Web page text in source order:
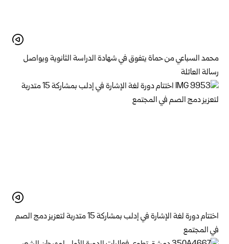
محمد السباعي من حماة يتفوق في شهادة الدراسة الثانوية ويواصل
رسالة العائلة
اختتام دورة لغة الإشارة في إدلب بمشاركة 15 متدربة لتعزيز دمج الصم
في المجتمع